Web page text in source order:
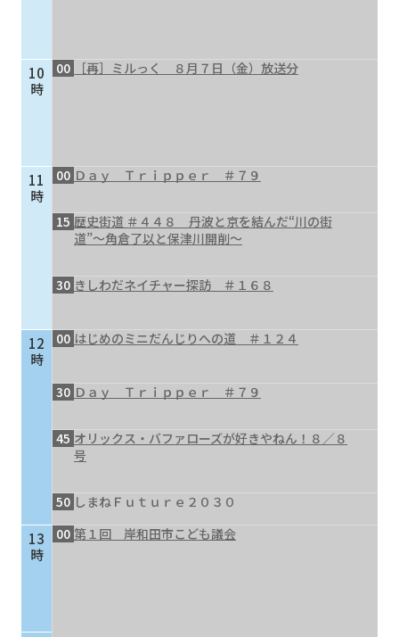
10
時
11
時
12
時
13
時
00 ［再］ミルっく ８月７日（金）放送分
00 Ｄａｙ Ｔｒｉｐｐｅｒ ＃７９
15 歴史街道 ＃４４８ 丹波と京を結んだ“川の街
道”～角倉了以と保津川開削～
30 きしわだネイチャー探訪 ＃１６８
00 はじめのミニだんじりへの道 ＃１２４
30 Ｄａｙ Ｔｒｉｐｐｅｒ ＃７９
45 オリックス・バファローズが好きやねん！８／８
号
50 しまねＦｕｔｕｒｅ２０３０
00 第１回 岸和田市こども議会